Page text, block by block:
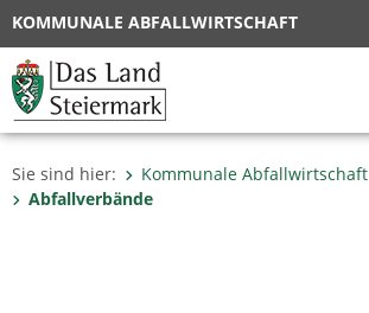
KOMMUNALE ABFALLWIRTSCHAFT
Sie sind hier:
Kommunale Abfallwirtschaft
Abfallverbände